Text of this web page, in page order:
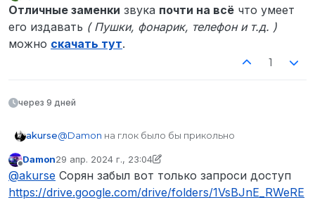
Отличные заменки звука почти на всё что умеет
его издавать ( Пушки, фонарик, телефон и т.д. )
можно скачать тут.
1
через 9 дней
akurse@Damon на глок было бы прикольно
Не в сети
Damon29 апр. 2024 г., 23:04
отредактировано Damon
@akurse Сорян забыл вот только запроси доступ
https://drive.google.com/drive/folders/1VsBJnE_RWeRE